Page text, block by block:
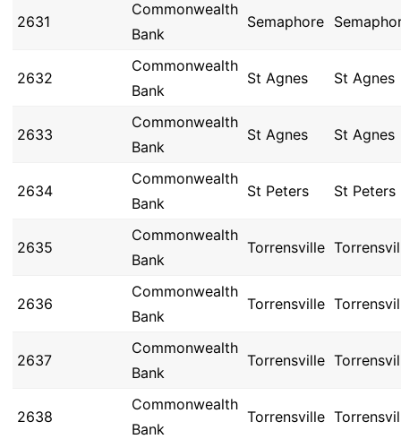
2631
Commonwealth
Bank
Semaphore
2632
Commonwealth
Bank
St Agnes St Agnes
2633
Commonwealth
Bank
St Agnes St Agnes
2634
Commonwealth
Bank
St Peters St Peters
2635
Commonwealth
Bank
Torrensville
2636
Commonwealth
Bank
Torrensville
2637
Commonwealth
Bank
Torrensville
2638
Commonwealth
Bank
Torrensville